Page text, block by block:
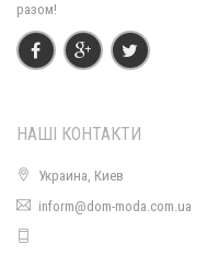
разом!
НАШІ КОНТАКТИ
Украина, Киев
inform@dom-moda.com.ua